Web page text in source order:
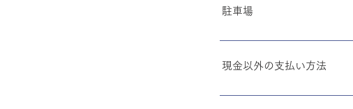
駐車場
現金以外の支払い方法